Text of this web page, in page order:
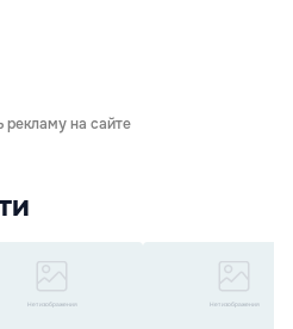
рекламу на сайте